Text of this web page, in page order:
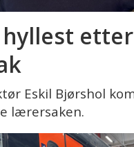
hyllest etter
Eskil Bjørshol
lærersaken.